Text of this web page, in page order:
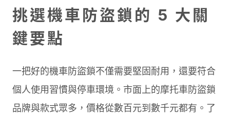
挑選機車防盜鎖的 5 大關
鍵要點
一把好的機車防盜鎖不僅需要堅固耐用，還要符合
個人使用習慣與停車環境。市面上的摩托車防盜鎖
品牌與款式眾多，價格從數百元到數千元都有。了